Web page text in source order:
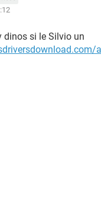
dinos si le Silvio un